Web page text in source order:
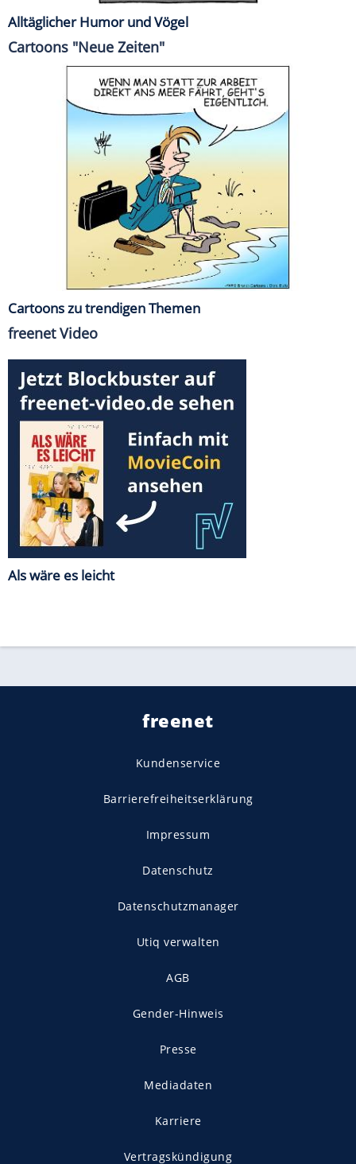
Alltäglicher Humor und Vögel
Cartoons "Neue Zeiten"
Cartoons zu trendigen Themen
freenet Video
Als wäre es leicht
freenet
Kundenservice
Barrierefreiheitserklärung
Impressum
Datenschutz
Datenschutzmanager
Utiq verwalten
AGB
Gender-Hinweis
Presse
Mediadaten
Karriere
Vertragskündigung